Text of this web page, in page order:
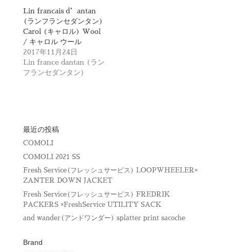
ン
ド
ウ
で
開
き
ま
す
)
く
だ
さ
い
(
し
い
ウ
ィ
ン
ド
Lin francais d’antan
(ランフランセダンタン)
Carol (キャロル) Wool
/ キャロル ウール
2017年11月24日
Lin france dantan (ラン
フランセダンタン)
最近の投稿
COMOLI
COMOLI 2021 SS
Fresh Service(フレッシュサービス) LOOPWHEELER×
ZANTER DOWN JACKET
Fresh Service(フレッシュサービス) FREDRIK
PACKERS ×FreshService UTILITY SACK
and wander(アンドワンダー) splatter print sacoche
Brand